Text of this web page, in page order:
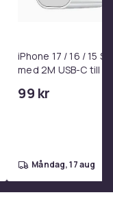
iPhone Laddare
iPhone 17 / 16 / 15
med 2M USB-C till
99 kr
måndag, 17 aug